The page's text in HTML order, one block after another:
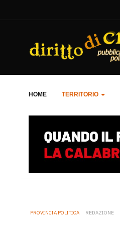
HOME TERRITORIO
PROVINCIA POLITICA REDAZIONE